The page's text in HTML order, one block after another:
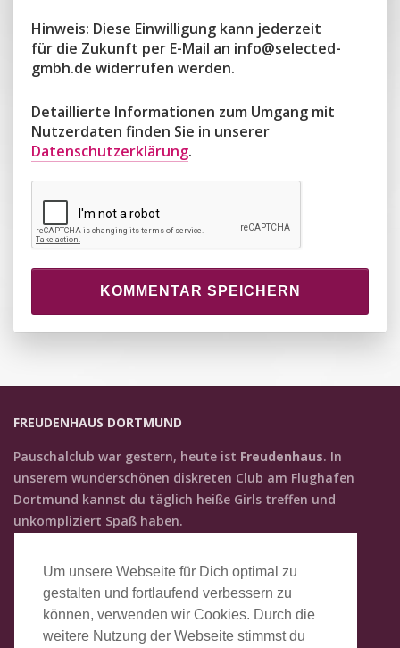
Um unsere Webseite für Dich optimal zu
gestalten und fortlaufend verbessern zu
können, verwenden wir Cookies. Durch die
weitere Nutzung der Webseite stimmst du
Hinweis: Diese Einwilligung kann jederzeit
für die Zukunft per E-Mail an info@selected-
gmbh.de widerrufen werden.
Detaillierte Informationen zum Umgang mit
Nutzerdaten finden Sie in unserer
Datenschutzerklärung.
KOMMENTAR SPEICHERN
FREUDENHAUS DORTMUND
Pauschalclub war gestern, heute ist Freudenhaus. In
unserem wunder­schönen diskreten Club am Flughafen
Dortmund kannst du täglich heiße Girls treffen und
unkompliziert Spaß haben.
Freudenhaus Dortmund
Zur Alten Kolonie 14a
59439 Holzwickede